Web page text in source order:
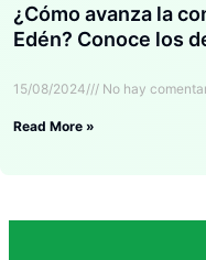
¿Cómo avanza la
Edén? Conoce los
15/08/2024 No hay
Read More »